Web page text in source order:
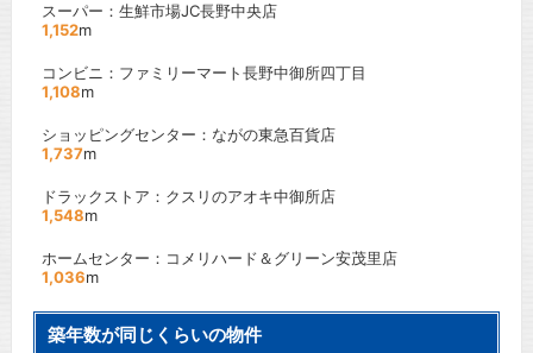
スーパー：生鮮市場JC長野中央店
1,152m
コンビニ：ファミリーマート長野中御所四丁目
1,108m
ショッピングセンター：ながの東急百貨店
1,737m
ドラックストア：クスリのアオキ中御所店
1,548m
ホームセンター：コメリハード＆グリーン安茂里店
1,036m
築年数が同じくらいの物件